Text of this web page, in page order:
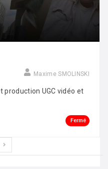
Maxime SMOLINSKI
UGC vidéo et
Fermé